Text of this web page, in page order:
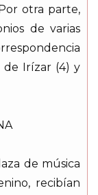
otra parte,
de varias
de Irízar (4) y
de música
recibían